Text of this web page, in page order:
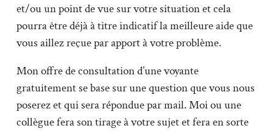
et/ou un point de vue sur votre situation et cela
pourra être déjà à titre indicatif la meilleure aide que
vous aillez reçue par apport à votre problème.
Mon offre de consultation d’une voyante
gratuitement se base sur une question que vous nous
poserez et qui sera répondue par mail. Moi ou une
collègue fera son tirage à votre sujet et fera en sorte